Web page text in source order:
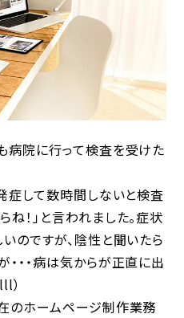
病院に行って検査を受けた
症して数時間しないと検査
！」と言われました。症状
のですが、陰性と聞いたら
・・病は気からが正直に出
）
のホームページ制作業務